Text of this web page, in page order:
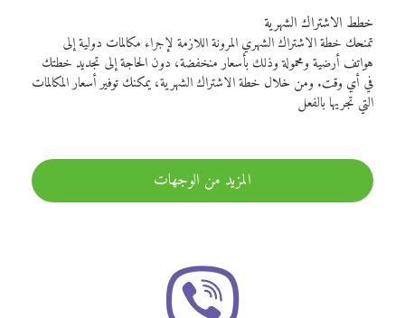
خطط الاشتراك الشهرية
تمنحك خطة الاشتراك الشهري المرونة اللازمة لإجراء مكالمات دولية إلى
هواتف أرضية ومحمولة وذلك بأسعار منخفضة، دون الحاجة إلى تجديد خطتك
في أي وقت. ومن خلال خطة الاشتراك الشهرية، يمكنك توفير أسعار المكالمات
التي تجريها بالفعل
المزيد من الوجهات